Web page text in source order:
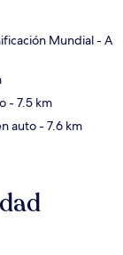
Mundial- A
- 7.5 km
auto- 7.6 km